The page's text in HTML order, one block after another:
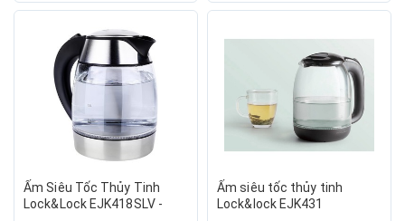
Ấm Siêu Tốc Thủy Tinh
Lock&Lock EJK418SLV -
Ấm siêu tốc thủy tinh
Lock&lock EJK431